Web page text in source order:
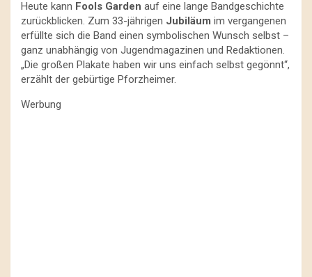
Heute kann Fools Garden auf eine lange Bandgeschichte
zurückblicken. Zum 33-jährigen Jubiläum im vergangenen
erfüllte sich die Band einen symbolischen Wunsch selbst –
ganz unabhängig von Jugendmagazinen und Redaktionen.
„Die großen Plakate haben wir uns einfach selbst gegönnt“,
erzählt der gebürtige Pforzheimer.
Werbung